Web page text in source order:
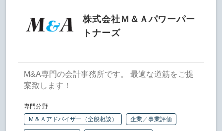
株式会社Ｍ＆Ａパワーパー
トナーズ
M&A専門の会計事務所です。 最適な道筋をご提
案致します！
専門分野
Ｍ＆Ａアドバイザー（全般相談）
企業／事業評価